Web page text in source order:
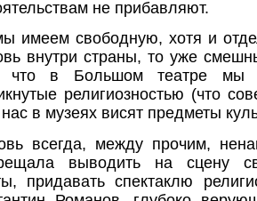
не прибавляют.
имеем свободную, хотя и
внутри страны, то уже
что в Большом театре мы
религиозностью (что
нас в музеях висят предметы
всегда, между прочим,
выводить на сцену
придавать спектаклю